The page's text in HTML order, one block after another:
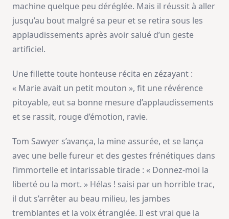
machine quelque peu déréglée. Mais il réussit à aller
jusqu’au bout malgré sa peur et se retira sous les
applaudissements après avoir salué d’un geste
artificiel.
Une fillette toute honteuse récita en zézayant :
« Marie avait un petit mouton », fit une révérence
pitoyable, eut sa bonne mesure d’applaudissements
et se rassit, rouge d’émotion, ravie.
Tom Sawyer s’avança, la mine assurée, et se lança
avec une belle fureur et des gestes frénétiques dans
l’immortelle et intarissable tirade : « Donnez-moi la
liberté ou la mort. » Hélas ! saisi par un horrible trac,
il dut s’arrêter au beau milieu, les jambes
tremblantes et la voix étranglée. Il est vrai que la